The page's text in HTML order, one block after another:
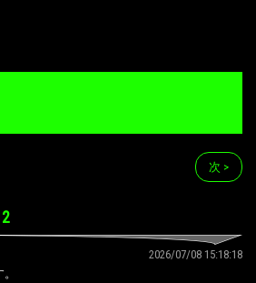
次 >
2026/07/08 15:18:18